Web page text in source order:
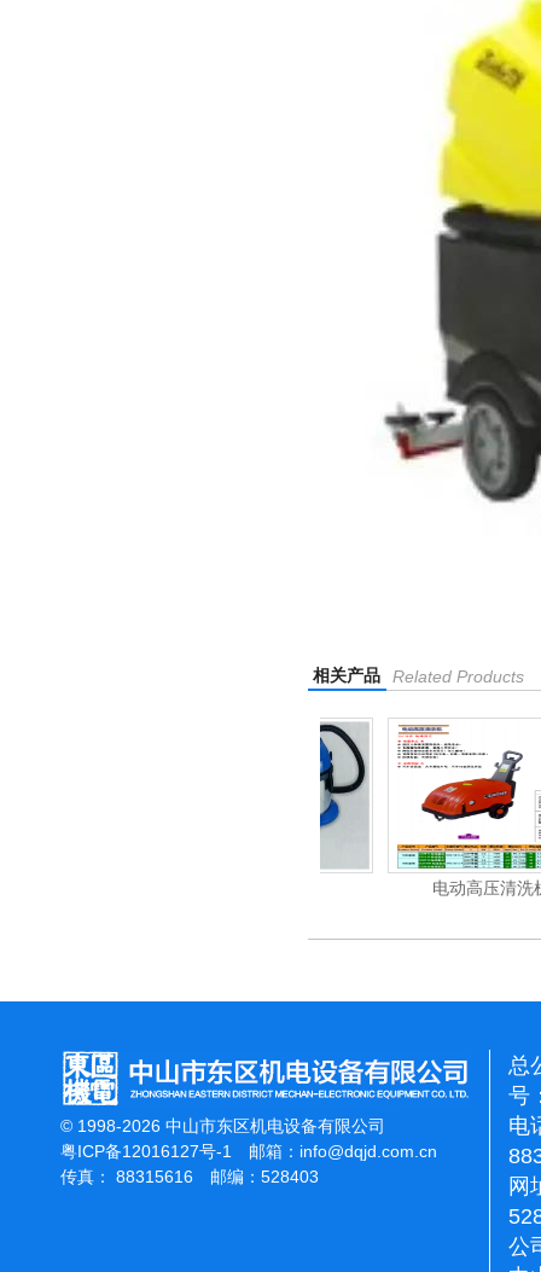
相关产品 Related Products
电动高压清洗机
© 1998-2026 中山市东区机电设备有限公司
粤ICP备12016127号-1 邮箱： info@dqjd.com.cn
传真： 88315616 邮编：528403
总
号
电
网
公